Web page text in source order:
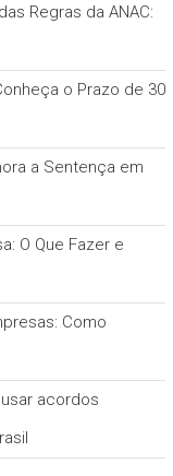
Regras da ANAC:
o Prazo de 30
a Sentença em
O Que Fazer e
Como
acordos